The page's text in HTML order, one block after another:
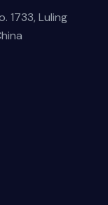
1733, Luling